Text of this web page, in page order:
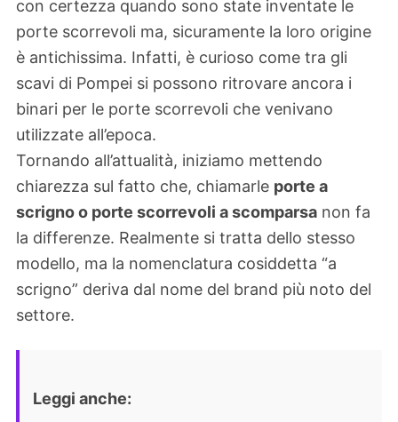
con certezza quando sono state inventate le
porte scorrevoli ma, sicuramente la loro origine
è antichissima. Infatti, è curioso come tra gli
scavi di Pompei si possono ritrovare ancora i
binari per le porte scorrevoli che venivano
utilizzate all’epoca.
Tornando all’attualità, iniziamo mettendo
chiarezza sul fatto che, chiamarle porte a
scrigno o porte scorrevoli a scomparsa non fa
la differenze. Realmente si tratta dello stesso
modello, ma la nomenclatura cosiddetta “a
scrigno” deriva dal nome del brand più noto del
settore.
Leggi anche: